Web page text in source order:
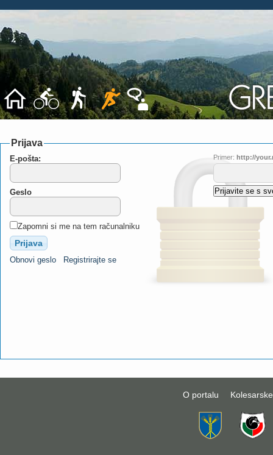
Prijava
E-pošta:
Geslo
Zapomni si me na tem računalniku
Obnovi geslo Registrirajte se
Primer: http://
O portalu